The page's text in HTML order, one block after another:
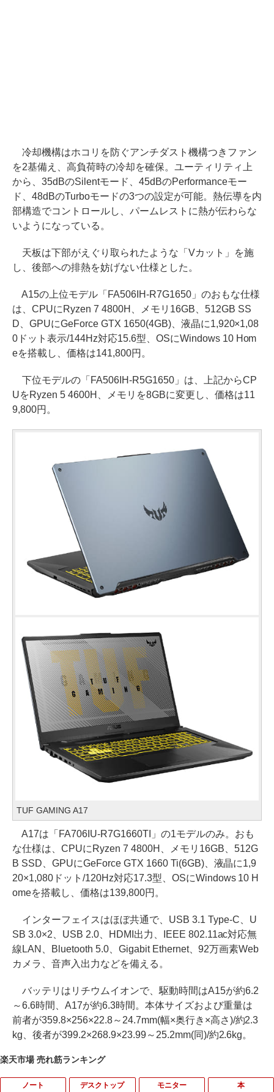
冷却機構はホコリを防ぐアンチダスト機構つきファン
を2基備え、高負荷時の冷却を確保。ユーティリティ上
から、35dBのSilentモード、45dBのPerformanceモー
ド、48dBのTurboモードの3つの設定が可能。熱伝導を内
部構造でコントロールし、パームレストに熱が伝わらな
いようになっている。
天板は下部がえぐり取られたような「Vカット」を施
し、後部への排熱を妨げない仕様とした。
A15の上位モデル「FA506IH-R7G1650」のおもな仕様
は、CPUにRyzen 7 4800H、メモリ16GB、512GB SS
D、GPUにGeForce GTX 1650(4GB)、液晶に1,920×1,08
0ドット表示/144Hz対応15.6型、OSにWindows 10 Hom
eを搭載し、価格は141,800円。
下位モデルの「FA506IH-R5G1650」は、上記からCP
UをRyzen 5 4600H、メモリを8GBに変更し、価格は11
9,800円。
TUF GAMING A17
A17は「FA706IU-R7G1660TI」の1モデルのみ。おも
な仕様は、CPUにRyzen 7 4800H、メモリ16GB、512G
B SSD、GPUにGeForce GTX 1660 Ti(6GB)、液晶に1,9
20×1,080ドット/120Hz対応17.3型、OSにWindows 10 H
omeを搭載し、価格は139,800円。
インターフェイスはほぼ共通で、USB 3.1 Type-C、U
SB 3.0×2、USB 2.0、HDMI出力、IEEE 802.11ac対応無
線LAN、Bluetooth 5.0、Gigabit Ethernet、92万画素Web
カメラ、音声入出力などを備える。
バッテリはリチウムイオンで、駆動時間はA15が約6.2
～6.6時間、A17が約6.3時間。本体サイズおよび重量は
前者が359.8×256×22.8～24.7mm(幅×奥行き×高さ)/約2.3
kg、後者が399.2×268.9×23.99～25.2mm(同)/約2.6kg。
楽天市場 売れ筋ランキング
ノート デスクトップ モニター 本